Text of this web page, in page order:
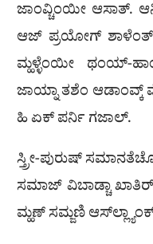
ಜಾಂವ್ಚಿಂಯೀ ಆಸಾತ್.
ಆಜ್ ಪ್ರಯೋಗ್
ಮ್ಹಳ್ಳೆಂಯೀ ಥಂಯ್-
ಜಾಯ್ನಾ ತಶೆಂ ಆಡಾಂವ್ಕ್
ಹಿ ಏಕ್ ಪರ್ನಿ ಗಜಾಲ್.
ಸ್ತ್ರೀ-ಪುರುಷ್
ಸಮಾಜ್ ವಿಬಾಡ್ಚಾ ಖಾತಿರ್
ಮ್ಹಣ್ ಸಮ್ಜಣಿ